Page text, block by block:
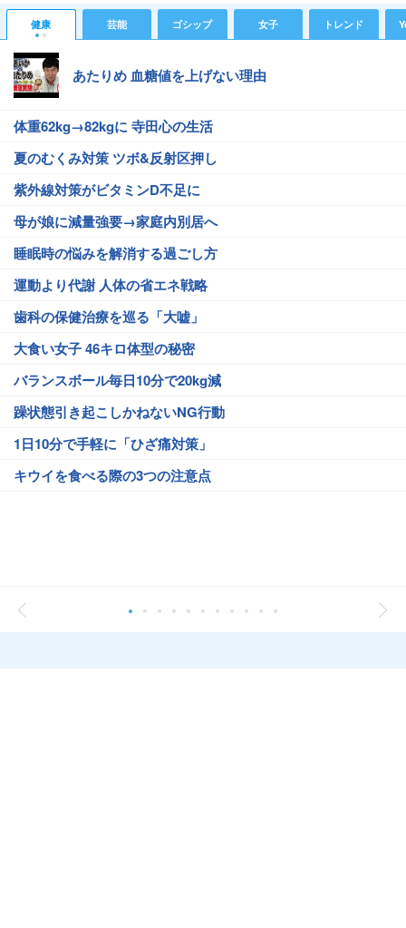
健康 芸能 ゴシップ 女子 トレンド
あたりめ 血糖値を上げない理由
体重62kg→82kgに 寺田心の生活
夏のむくみ対策 ツボ&反射区押し
紫外線対策がビタミンD不足に
母が娘に減量強要→家庭内別居へ
睡眠時の悩みを解消する過ごし方
運動より代謝 人体の省エネ戦略
歯科の保健治療を巡る「大嘘」
大食い女子 46キロ体型の秘密
バランスボール毎日10分で20kg減
躁状態引き起こしかねないNG行動
1日10分で手軽に「ひざ痛対策」
キウイを食べる際の3つの注意点